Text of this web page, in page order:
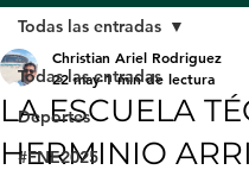
Todas las entradas
Deportes
#FNE2025
Todas las entradas
LA ESCUELA
HERMINIO
Christian Ariel Rodriguez
22 may 1 min de lectura